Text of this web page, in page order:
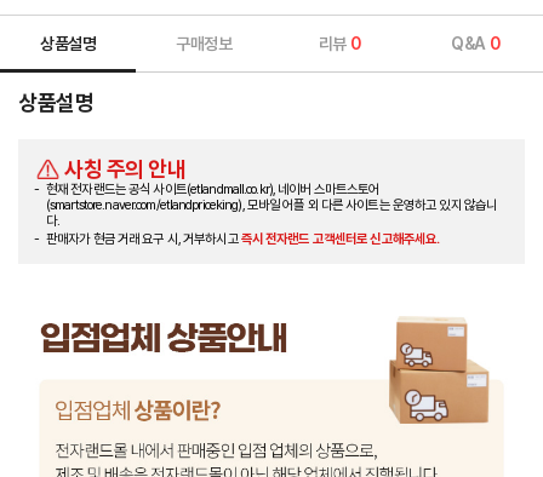
상품설명 구매정보 리뷰 0 Q&A 0
상품설명
사칭 주의 안내
현재 전자랜드는 공식 사이트(etlandmall.co.kr), 네이버 스마트스토어
(smartstore.naver.com/etlandpriceking), 모바일 어플 외 다른 사이트는 운영하고 있지 않습니
다.
판매자가 현금 거래 요구 시, 거부하시고즉시 전자랜드 고객센터로 신고해주세요.